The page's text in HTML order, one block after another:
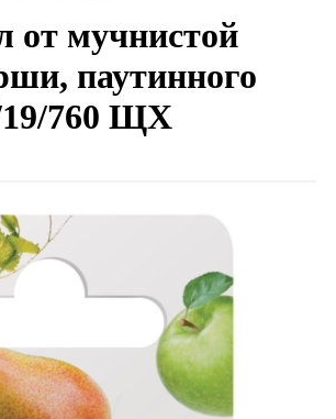
от мучнистой
паутинного
760 ЩХ